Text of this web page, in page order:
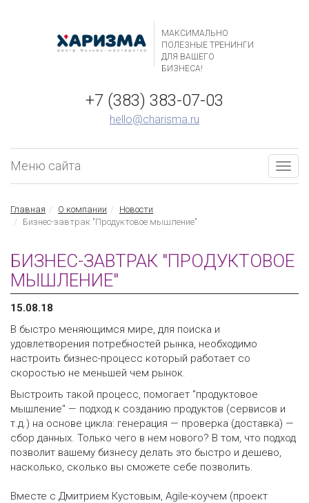
МАКСИМАЛЬНО
ПОЛЕЗНЫЕ ТРЕНИНГИ
ДЛЯ ВАШЕГО
БИЗНЕСА!
+7 (383) 383-07-03
hello@charisma.ru
Меню сайта
Главная О компании
Новости
Бизнес-завтрак "Продуктовое мышление"
БИЗНЕС-ЗАВТРАК "ПРОДУКТОВОЕ
МЫШЛЕНИЕ"
15.08.18
В быстро меняющимся мире, для поиска и
удовлетворения потребностей рынка, необходимо
настроить бизнес-процесс который работает со
скоростью не меньшей чем рынок.
Выстроить такой процесс, помогает "продуктовое
мышление" — подход к созданию продуктов (сервисов и
т.д.) на основе цикла: генерация — проверка (доставка) —
сбор данных. Только чего в нем нового? В том, что подход
позволит вашему бизнесу делать это быстро и дешево,
насколько, сколько вы сможете себе позволить.
Вместе с Дмитрием Кустовым, Agile-коучем (проект